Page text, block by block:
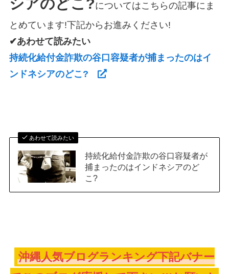
シアのどこ?についてはこちらの記事にま
とめています!下記からお進みください!
✔あわせて読みたい
持続化給付金詐欺の谷口容疑者が捕まったのはイ
ンドネシアのどこ?
あわせて読みたい
持続化給付金詐欺の谷口容疑者が
捕まったのはインドネシアのど
こ?
沖縄人気ブログランキング下記バナー